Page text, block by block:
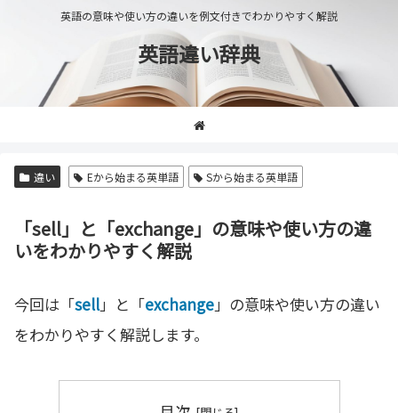
英語の意味や使い方の違いを例文付きでわかりやすく解説
英語違い辞典
違い Eから始まる英単語 Sから始まる英単語
「sell」と「exchange」の意味や使い方の違
いをわかりやすく解説
今回は「sell」と「exchange」の意味や使い方の違い
をわかりやすく解説します。